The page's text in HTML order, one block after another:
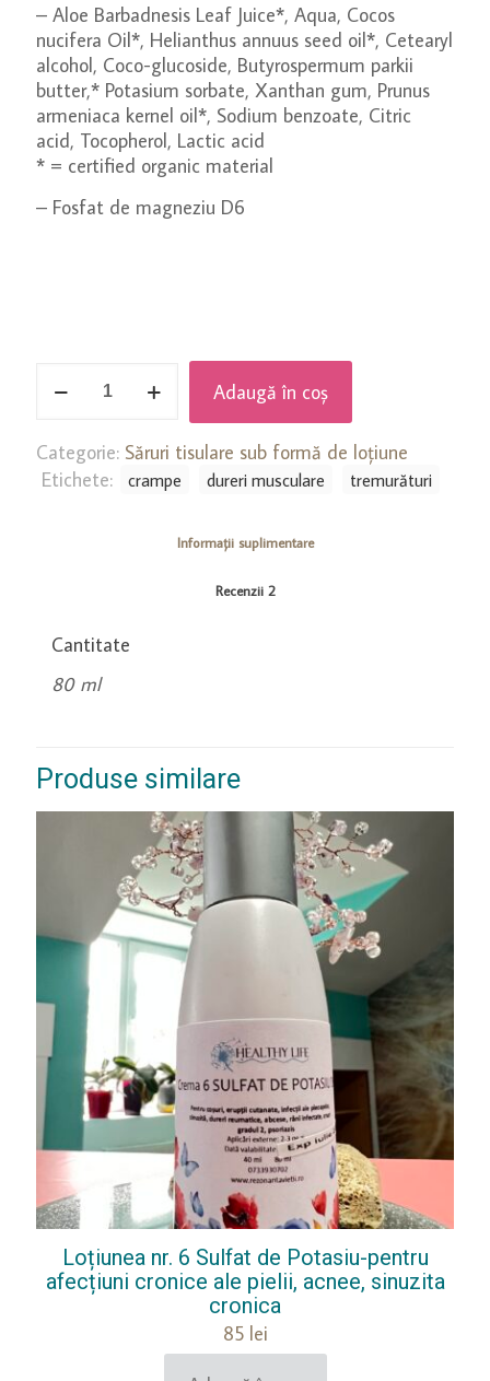
– Aloe Barbadnesis Leaf Juice*, Aqua, Cocos
nucifera Oil*, Helianthus annuus seed oil*, Cetearyl
alcohol, Coco-glucoside, Butyrospermum parkii
butter,* Potasium sorbate, Xanthan gum, Prunus
armeniaca kernel oil*, Sodium benzoate, Citric
acid, Tocopherol, Lactic acid
* = certified organic material
– Fosfat de magneziu D6
Loțiunea
7
Fosfat
musculare,
tremuraturi
Adaugă în coș
Categorie: Săruri tisulare sub formă de loțiune
Etichete:
crampe dureri musculare tremurături
Informații suplimentare
Recenzii 2
Cantitate
80 ml
Produse similare
Loțiunea nr. 6 Sulfat de Potasiu-pentru
afecțiuni cronice ale pielii, acnee, sinuzita
cronica
85 lei